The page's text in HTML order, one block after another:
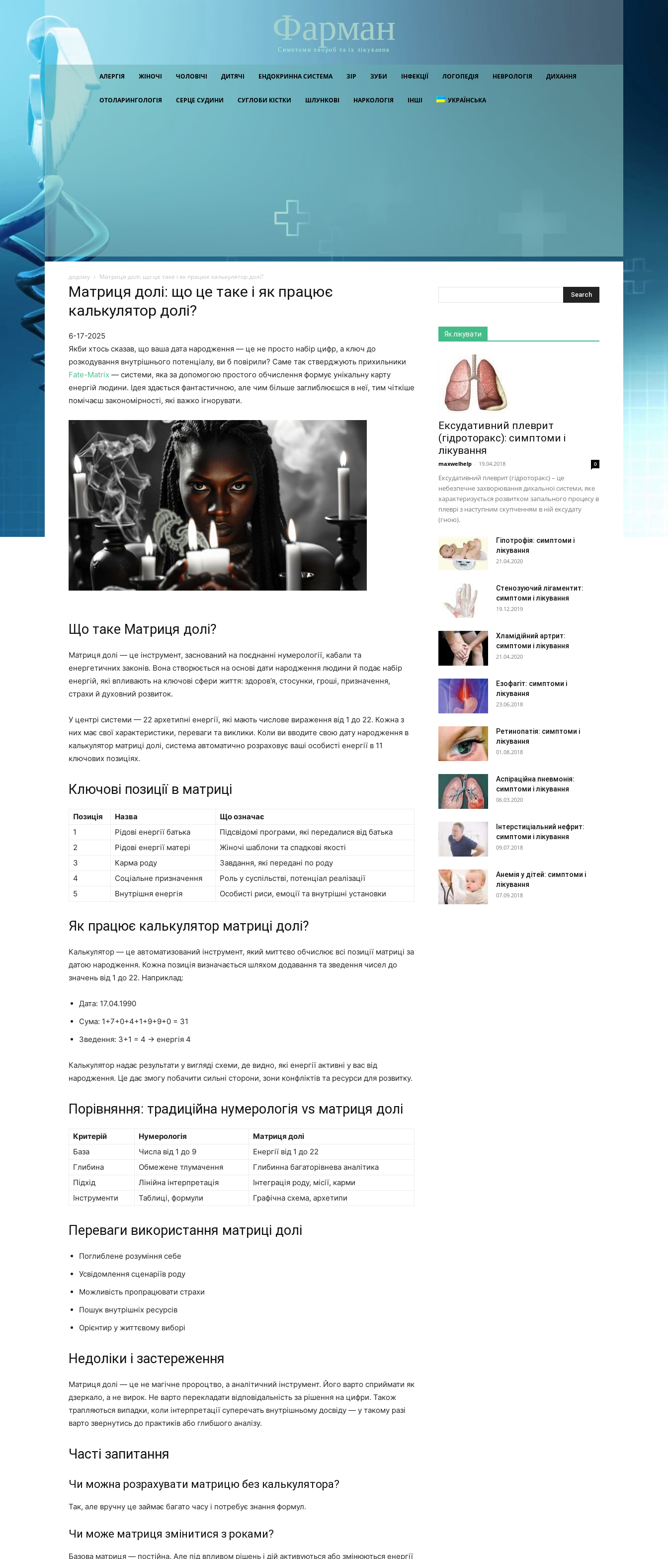
Фарман
Симптоми хвороб та їх лікування
АЛЕРГІЯ ЖІНОЧІ ЧОЛОВІЧІ ДИТЯЧІ ЕНДОКРИННА СИСТЕМА ЗІР ЗУБИ ІНФЕКЦІЇ ЛОГОПЕДІЯ НЕВРОЛОГІЯ ДИХАННЯ
ОТОЛАРИНГОЛОГІЯ СЕРЦЕ СУДИНИ СУГЛОБИ КІСТКИ ШЛУНКОВІ НАРКОЛОГІЯ ІНШІ УКРАЇНСЬКА
додому Матриця долі: що це таке і як працює калькулятор долі?
Матриця долі: що це таке і як працює
калькулятор долі?
6-17-2025
Якби хтось сказав, що ваша дата народження — це не просто набір цифр, а ключ до
розкодування внутрішнього потенціалу, ви б повірили? Саме так стверджують прихильники
Fate-Matrix​​​​​​ — системи, яка за допомогою простого обчислення формує унікальну карту
енергій людини. Ідея здається фантастичною, але чим більше заглиблюєшся в неї, тим чіткіше
помічаєш закономірності, які важко ігнорувати.
Що таке Матриця долі?
Матриця долі — це інструмент, заснований на поєднанні нумерології, кабали та
енергетичних законів. Вона створюється на основі дати народження людини й подає набір
енергій, які впливають на ключові сфери життя: здоров’я, стосунки, гроші, призначення,
страхи й духовний розвиток.
У центрі системи — 22 архетипні енергії, які мають числове вираження від 1 до 22. Кожна з
них має свої характеристики, переваги та виклики. Коли ви вводите свою дату народження в
калькулятор матриці долі, система автоматично розраховує ваші особисті енергії в 11
ключових позиціях.
Ключові позиції в матриці
Позиція Назва
Що означає
1
Рідові енергії батька
Підсвідомі програми, які передалися від батька
2
Рідові енергії матері
Жіночі шаблони та спадкові якості
3
Карма роду
Завдання, які передані по роду
4
Соціальне призначення
Роль у суспільстві, потенціал реалізації
5
Внутрішня енергія Особисті риси, емоції та внутрішні установки
Як працює калькулятор матриці долі?
Калькулятор — це автоматизований інструмент, який миттєво обчислює всі позиції матриці за
датою народження. Кожна позиція визначається шляхом додавання та зведення чисел до
значень від 1 до 22. Наприклад:
Дата: 17.04.1990
Сума: 1+7+0+4+1+9+9+0 = 31
Зведення: 3+1 = 4 → енергія 4
Калькулятор надає результати у вигляді схеми, де видно, які енергії активні у вас від
народження. Це дає змогу побачити сильні сторони, зони конфліктів та ресурси для розвитку.
Порівняння: традиційна нумерологія vs матриця долі
Критерій Нумерологія
Матриця долі
База
Числа від 1 до 9
Енергії від 1 до 22
Глибина
Обмежене тлумачення
Глибинна багаторівнева аналітика
Підхід
Лінійна інтерпретація
Інтеграція роду, місії, карми
Інструменти
Таблиці, формули Графічна схема, архетипи
Переваги використання матриці долі
Поглиблене розуміння себе
Усвідомлення сценаріїв роду
Можливість пропрацювати страхи
Пошук внутрішніх ресурсів
Орієнтир у життєвому виборі
Недоліки і застереження
Матриця долі — це не магічне пророцтво, а аналітичний інструмент. Його варто сприймати як
дзеркало, а не вирок. Не варто перекладати відповідальність за рішення на цифри. Також
трапляються випадки, коли інтерпретації суперечать внутрішньому досвіду — у такому разі
варто звернутись до практиків або глибшого аналізу.
Часті запитання
Чи можна розрахувати матрицю без калькулятора?
Так, але вручну це займає багато часу і потребує знання формул.
Чи може матриця змінитися з роками?
Базова матриця — постійна. Але під впливом рішень і дій активуються або змінюються енергії
Як лікувати
Ексудативний плеврит
(гідроторакс): симптоми і
лікування
maxwelhelp - 19.04.2018 0
Ексудативний плеврит (гідроторакс) – це
небезпечне захворювання дихальної системи, яке
характеризується розвитком запального процесу в
плеврі з наступним скупченням в ній ексудату
(гною).
Гіпотрофія: симптоми і
лікування
21.04.2020
Стенозуючий лігаментит:
симптоми і лікування
19.12.2019
Хламідійний артрит:
симптоми і лікування
21.04.2020
Езофагіт: симптоми і
лікування
23.06.2018
Ретинопатія: симптоми і
лікування
01.08.2018
Аспіраційна пневмонія:
симптоми і лікування
06.03.2020
Інтерстиціальний нефрит:
симптоми і лікування
09.07.2018
Анемія у дітей: симптоми і
лікування
07.09.2018